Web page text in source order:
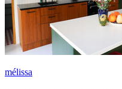
mélissa